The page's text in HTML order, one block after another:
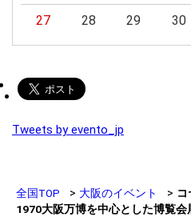
27 28 29 30
Tweets by evento_jp
全国TOP 大阪のイベント
1970大阪万博を中心とした博覧会